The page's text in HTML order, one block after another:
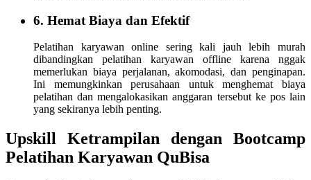
6. Hemat Biaya dan Efektif
Pelatihan karyawan online sering kali jauh lebih murah
dibandingkan pelatihan karyawan offline karena nggak
memerlukan biaya perjalanan, akomodasi, dan penginapan.
Ini memungkinkan perusahaan untuk menghemat biaya
pelatihan dan mengalokasikan anggaran tersebut ke pos lain
yang sekiranya lebih penting.
Upskill Ketrampilan dengan Bootcamp
Pelatihan Karyawan QuBisa